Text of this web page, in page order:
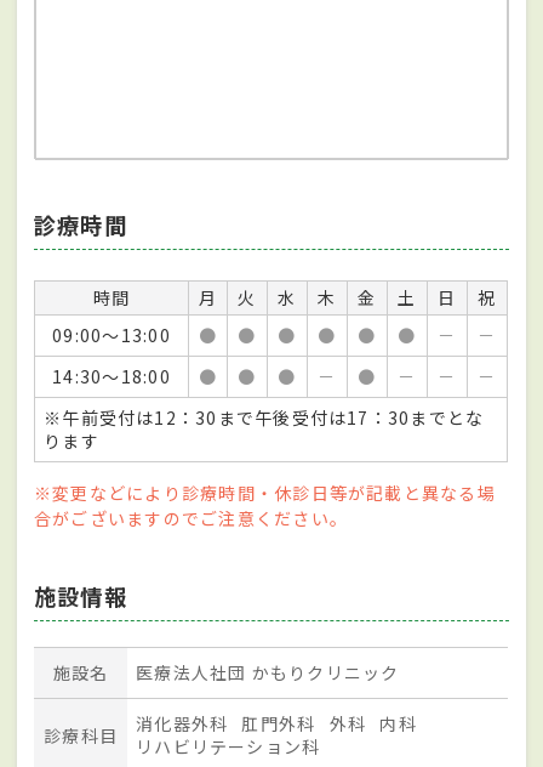
診療時間
時間 月 火 水 木 金 土 日
祝
09:00～13:00
● ● ● ● ● ● －
－
14:30～18:00
● ● ● － ● － －
－
※午前受付は12：30まで午後受付は17：30までとな
ります
※変更などにより診療時間・休診日等が記載と異なる場
合がございますのでご注意ください。
施設情報
施設名 医療法人社団 かもりクリニック
診療科目 消化器外科 肛門外科 外科
内科
リハビリテーション科